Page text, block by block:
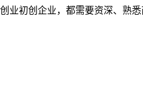
初创企业，都需要资深、熟